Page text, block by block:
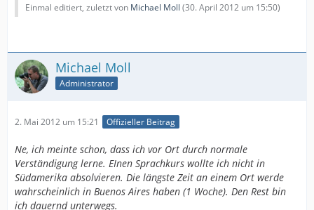
Einmal editiert, zuletzt von Michael Moll (30. April 2012 um 15:50)
Michael Moll
Administrator
2. Mai 2012 um 15:21 Offizieller Beitrag
Ne, ich meinte schon, dass ich vor Ort durch normale
Verständigung lerne. EInen Sprachkurs wollte ich nicht in
Südamerika absolvieren. Die längste Zeit an einem Ort werde
wahrscheinlich in Buenos Aires haben (1 Woche). Den Rest bin
ich dauernd unterwegs.